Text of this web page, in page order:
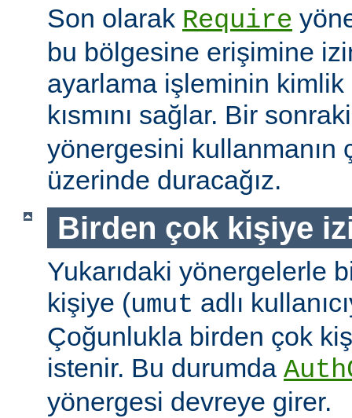
Son olarak Require
bu bölgesine erişimine
ayarlama işleminin kimlik
kısmını sağlar. Bir
yönergesini kullanmanın
üzerinde duracağız.
Birden çok kişiye
Yukarıdaki yönergelerle
kişiye (umut adlı
Çoğunlukla birden çok
istenir. Bu durumda
yönergesi devreye girer.